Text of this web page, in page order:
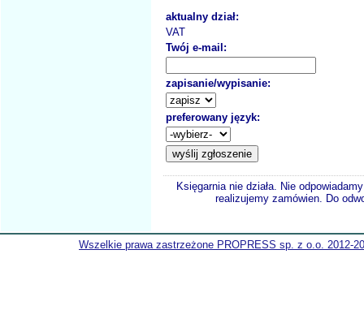
aktualny dział:
VAT
Twój e-mail:
zapisanie/wypisanie:
preferowany język:
Księgarnia nie działa. Nie
realizujemy zamówien. Do
Wszelkie prawa zastrzeżone PROPRESS sp. z o.o. 2012-